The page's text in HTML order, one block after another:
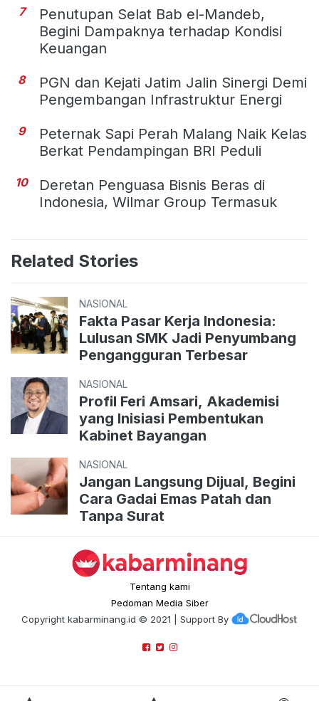
7
Penutupan Selat Bab el-Mandeb,
Begini Dampaknya terhadap Kondisi
Keuangan
8
PGN dan Kejati Jatim Jalin Sinergi Demi
Pengembangan Infrastruktur Energi
9
Peternak Sapi Perah Malang Naik Kelas
Berkat Pendampingan BRI Peduli
10
Deretan Penguasa Bisnis Beras di
Indonesia, Wilmar Group Termasuk
Related Stories
NASIONAL
Fakta Pasar Kerja Indonesia:
Lulusan SMK Jadi Penyumbang
Pengangguran Terbesar
NASIONAL
Profil Feri Amsari, Akademisi
yang Inisiasi Pembentukan
Kabinet Bayangan
NASIONAL
Jangan Langsung Dijual, Begini
Cara Gadai Emas Patah dan
Tanpa Surat
Tentang kami
Pedoman Media Siber
Copyright kabarminang.id © 2021 | Support By